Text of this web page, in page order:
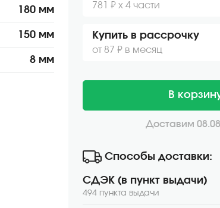
180 мм
150 мм
8 мм
781 ₽ х 4 части
Купить в рассрочку
от 87 ₽ в месяц
В
Доставим
Способы доставки:
СДЭК (в пункт выдачи)
494 пункта выдачи